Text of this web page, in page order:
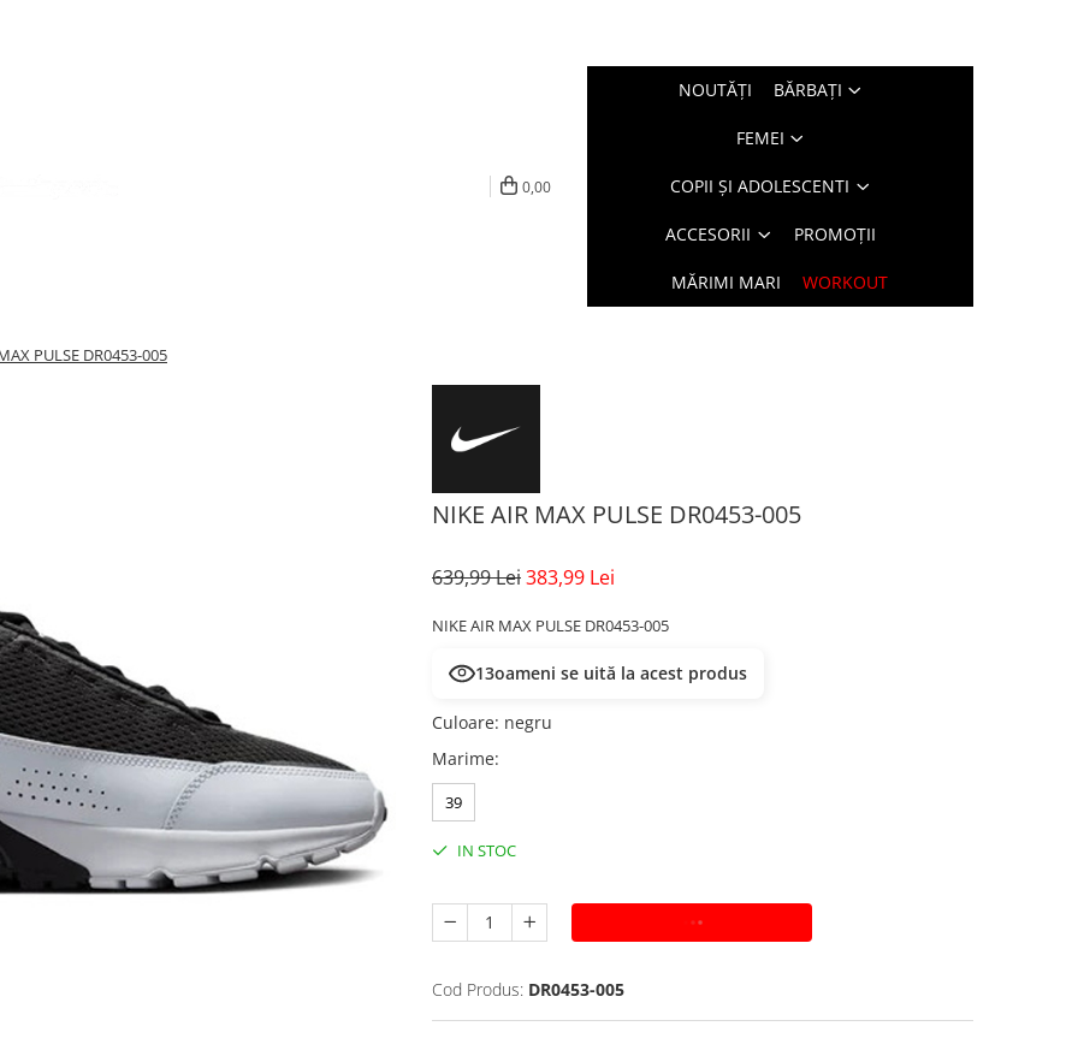
0,00
NOUTĂŢI BĂRBAŢI
FEMEI
COPII ȘI ADOLESCENTI
ACCESORII PROMOȚII
MĂRIMI MARI WORKOUT
PULSE DR0453-005
NIKE AIR MAX PULSE DR0453-005
639,99 Lei383,99 Lei
NIKE AIR MAX PULSE DR0453-005
13oameni se uită la acest produs
Culoare: negru
Marime:
39
IN STOC
ADAUGA IN COS
Cod Produs: DR0453-005